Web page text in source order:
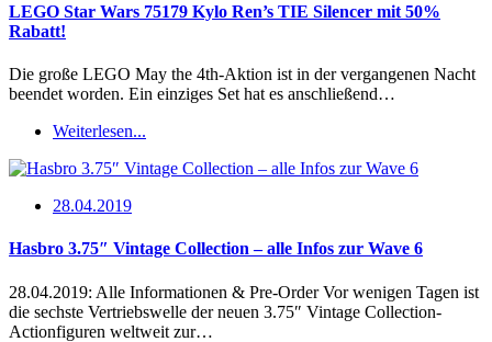
LEGO Star Wars 75179 Kylo Ren’s TIE Silencer mit 50%
Rabatt!
Die große LEGO May the 4th-Aktion ist in der vergangenen Nacht
beendet worden. Ein einziges Set hat es anschließend…
Weiterlesen...
28.04.2019
Hasbro 3.75″ Vintage Collection – alle Infos zur Wave 6
28.04.2019: Alle Informationen & Pre-Order Vor wenigen Tagen ist
die sechste Vertriebswelle der neuen 3.75″ Vintage Collection-
Actionfiguren weltweit zur…